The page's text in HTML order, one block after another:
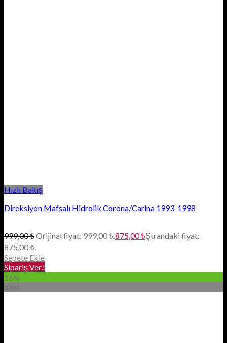
Hızlı Bakış
Direksiyon Mafsalı Hidrolik Corona/Carina 1993-1998
999,00₺Orijinal fiyat: 999,00 ₺.875,00₺Şu andaki fiyat:
875,00 ₺.
Sepete Ekle
Sipariş Ver.!
16%
Yeni